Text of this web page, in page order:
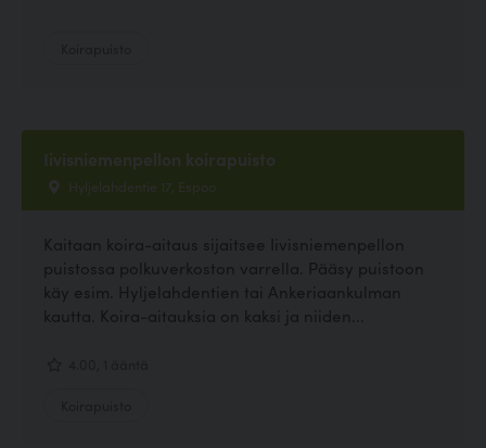
Iivisniemenpellon koirapuisto
Hyljelahdentie 17, Espoo
Kaitaan koira-aitaus sijaitsee Iivisniemenpellon
puistossa polkuverkoston varrella. Pääsy puistoon
käy esim. Hyljelahdentien tai Ankeriaankulman
kautta. Koira-aitauksia on kaksi ja niiden...